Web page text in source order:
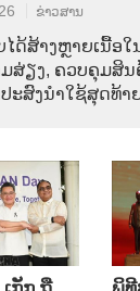
ຂ່າວສານ
ດ້ສ້າງຫຼາຍເນື້ອ
ສ່ຽງ, ຄວບຄຸມສິນ
ະສົງນຳໃຊ້ສຸດທ້າ